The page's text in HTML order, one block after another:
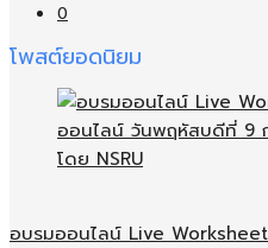
0
โพสต์ยอดนิยม
อบรมออนไลน์​ Live